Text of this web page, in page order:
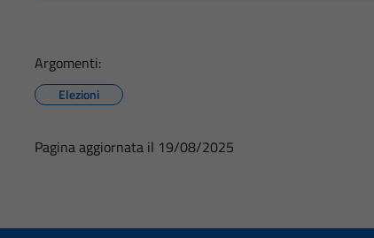
Argomenti:
Elezioni
Pagina aggiornata il 19/08/2025